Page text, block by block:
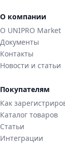
О компании
О UNIPRO Market
Документы
Контакты
Новости и статьи
Покупателям
Как
Каталог товаров
Статьи
Интеграции